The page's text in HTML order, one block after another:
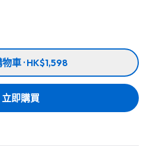
車 · HK$1,598
立即購買